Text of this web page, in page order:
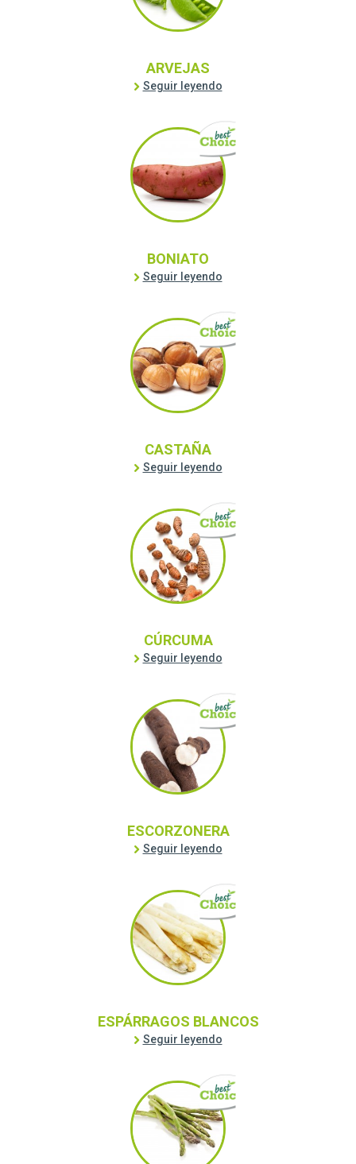
ARVEJAS
Seguir leyendo
BONIATO
Seguir leyendo
CASTAÑA
Seguir leyendo
CÚRCUMA
Seguir leyendo
ESCORZONERA
Seguir leyendo
ESPÁRRAGOS BLANCOS
Seguir leyendo